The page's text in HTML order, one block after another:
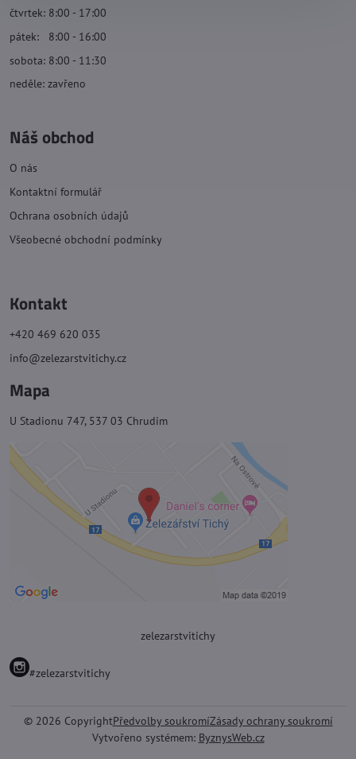
čtvrtek: 8:00 - 17:00
pátek: 8:00 - 16:00
sobota: 8:00 - 11:30
neděle: zavřeno
Náš obchod
O nás
Kontaktní formulář
Ochrana osobních údajů
Všeobecné obchodní podmínky
Kontakt
+420 469 620 035
info@zelezarstvitichy.cz
Mapa
U Stadionu 747, 537 03 Chrudim
zelezarstvitichy
#zelezarstvitichy
© 2026 CopyrightPředvolby soukromíZásady ochrany soukromí
Vytvořeno systémem: ByznysWeb.cz